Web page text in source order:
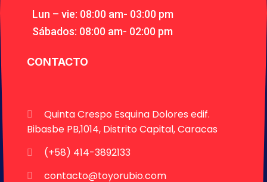
Lun – vie: 08:00 am- 03:00 pm
Sábados: 08:00 am- 02:00 pm
CONTACTO
Quinta Crespo Esquina Dolores edif.
Bibasbe PB,1014, Distrito Capital, Caracas
(+58) 414-3892133
contacto@toyorubio.com